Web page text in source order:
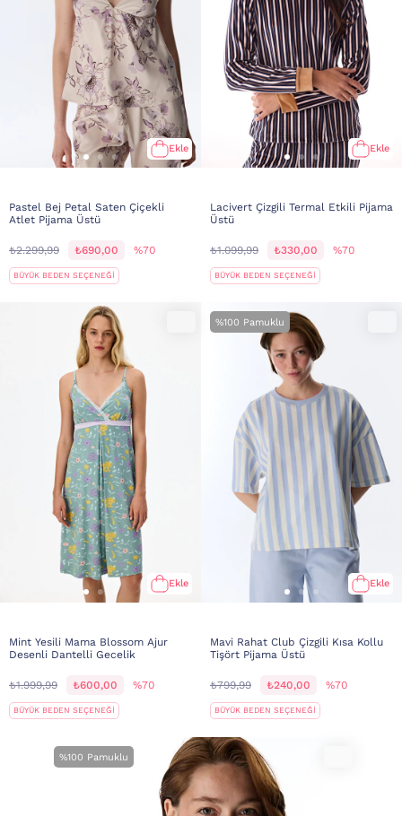
Ekle
Pastel Bej Petal Saten Çiçekli
Atlet Pijama Üstü
₺2.299,99 ₺690,00 %70
BÜYÜK BEDEN SEÇENEĞİ
Ekle
Lacivert Çizgili Termal Etkili Pijama
Üstü
₺1.099,99 ₺330,00 %70
BÜYÜK BEDEN SEÇENEĞİ
Ekle
Mint Yesili Mama Blossom Ajur
Desenli Dantelli Gecelik
₺1.999,99 ₺600,00 %70
BÜYÜK BEDEN SEÇENEĞİ
%100 Pamuklu
Ekle
Mavi Rahat Club Çizgili Kısa Kollu
Tişört Pijama Üstü
₺799,99 ₺240,00 %70
BÜYÜK BEDEN SEÇENEĞİ
%100 Pamuklu